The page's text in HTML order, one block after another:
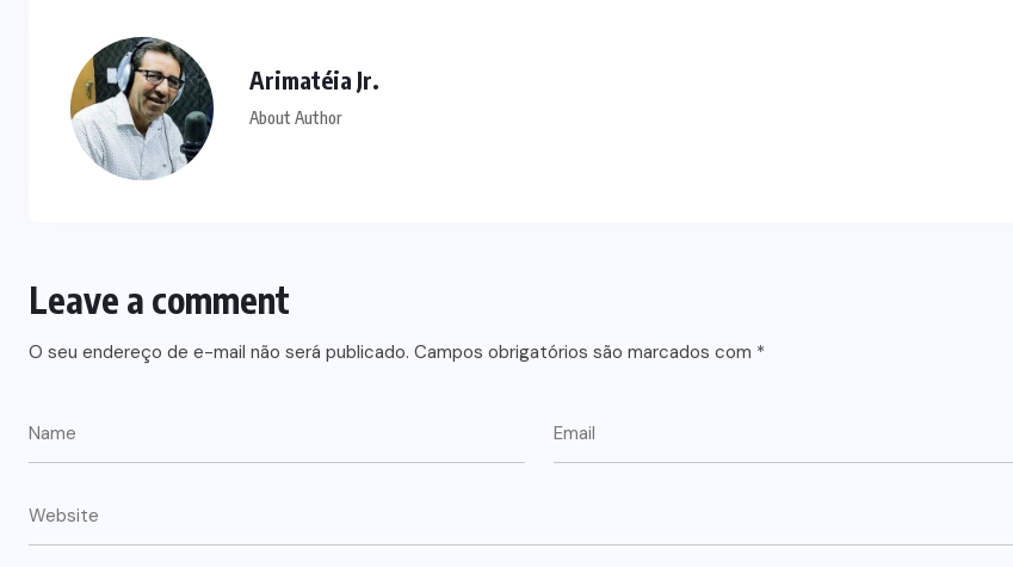
Arimatéia Jr.
About Author
Leave a comment
O seu endereço de e-mail não será publicado. Campos obrigatórios são marcados com *